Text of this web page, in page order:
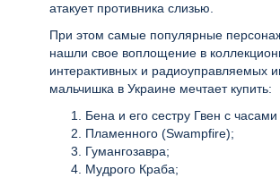
атакует противника слизью.
При этом самые популярные
нашли свое воплощение в
интерактивных и радиоуправляемых
мальчишка в Украине мечтает купить:
Бена и его сестру Гвен с
Пламенного (Swampfire);
Гумангозавра;
Мудрого Краба;